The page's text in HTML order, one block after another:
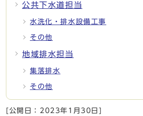
公共下水道担当
水洗化・排水設備工事
その他
地域排水担当
集落排水
その他
[公開日： 2023年1月30日